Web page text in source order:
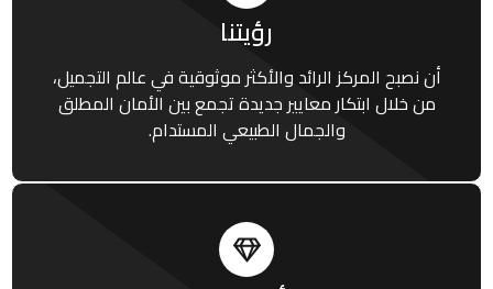
رؤيتنا
أن نصبح المركز الرائد والأكثر موثوقية في عالم التجميل،
من خلال ابتكار معايير جديدة تجمع بين الأمان المطلق
والجمال الطبيعي المستدام.